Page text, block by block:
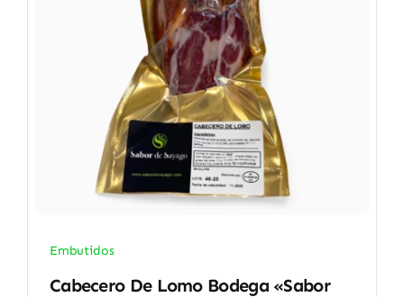
Embutidos
Cabecero De Lomo Bodega «Sabor